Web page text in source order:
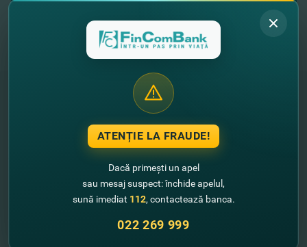
"FinComBank" S.A. este membră a
Schemei de Garantare a Depozitelor
din Republica Moldova
FinComPay Mobile
ATENȚIE LA FRAUDE!
Dacă primești un apel
sau mesaj suspect: închide apelul,
sună imediat 112, contactează banca.
022 269 999